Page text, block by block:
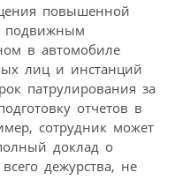
повышенной
подвижным
в автомобиле
лиц и инстанций
патрулирования за
отчетов в
сотрудник может
доклад о
дежурства, не